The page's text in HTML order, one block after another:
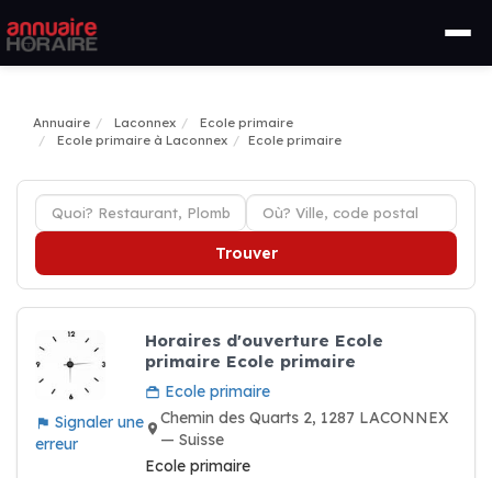
Annuaire Laconnex
Ecole primaire
Ecole primaire à Laconnex
Ecole primaire
Trouver
Signaler une
erreur
Horaires d'ouverture Ecole
primaire Ecole primaire
Ecole primaire
Chemin des Quarts 2, 1287 LACONNEX
— Suisse
Ecole primaire